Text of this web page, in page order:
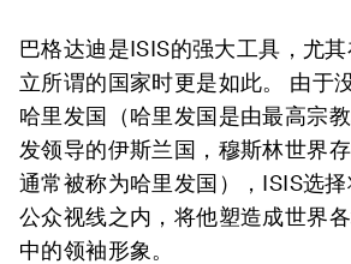
巴格达迪是ISIS的强大工具，尤
立所谓的国家时更是如此。 由于
哈里发国（哈里发国是由最高宗
发领导的伊斯兰国，穆斯林世界
通常被称为哈里发国），ISIS选
公众视线之内，将他塑造成世界
中的领袖形象。